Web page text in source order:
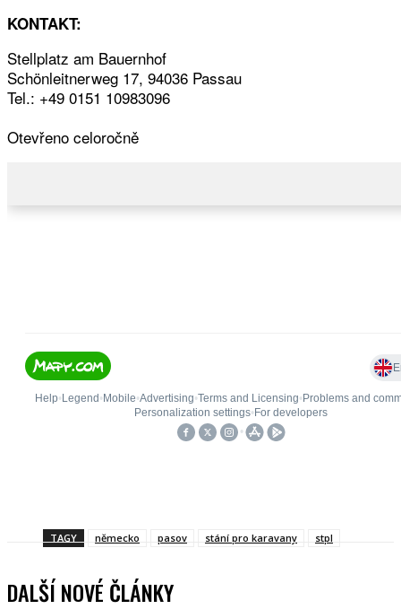
KONTAKT:
Stellplatz am Bauernhof
Schönleitnerweg 17, 94036 Passau
Tel.: +49 0151 10983096
Otevřeno celoročně
TAGY německo pasov stání pro karavany stpl
DALŠÍ NOVÉ ČLÁNKY